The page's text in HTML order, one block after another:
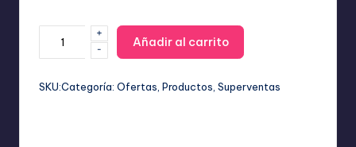
Bluetooth:
-
+
Añadir al carrito
SKU:Categoría: Ofertas Productos Superventas